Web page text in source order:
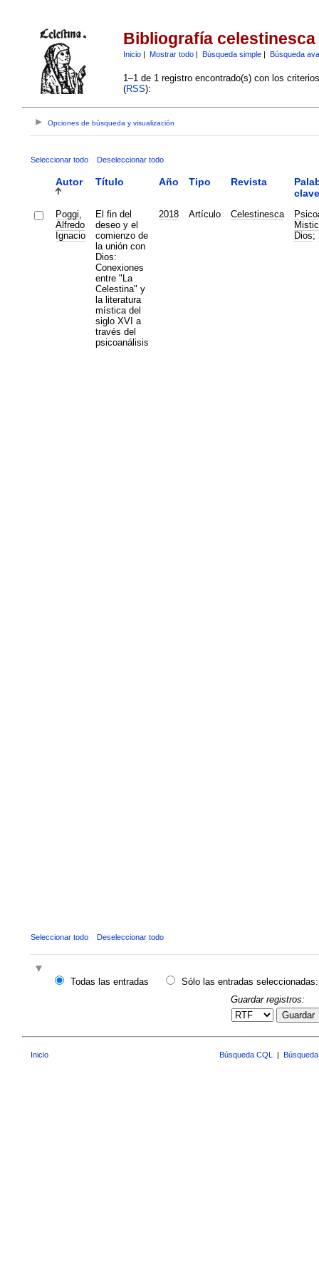
Bibliografía celestinesca
Inicio| Mostrar todo| Búsqueda simple| Búsqueda
1–1 de 1 registro encontrado(s) con los
(RSS):
Opciones de búsqueda y visualización
Seleccionar todo Deseleccionar todo
Autor Título Año Tipo Revista
clave
Poggi,
Alfredo
Ignacio
El fin del
deseo y el
comienzo de
la unión con
Dios:
Conexiones
entre "La
Celestina" y
la literatura
mística del
siglo XVI a
través del
psicoanálisis
2018 Artículo Celestinesca
Dios;
Seleccionar todo Deseleccionar todo
Todas las entradas
Sólo las entradas seleccionadas:
Guardar registros:
Guardar
Inicio Búsqueda CQL